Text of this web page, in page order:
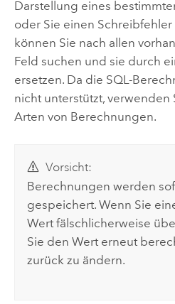
Darstellung eines
oder Sie einen
können Sie nach allen
Feld suchen und sie durch
ersetzen. Da die SQL-
nicht unterstützt, verwenden
Arten von Berechnungen.
Vorsicht:
Berechnungen werden
gespeichert. Wenn Sie
Wert fälschlicherweise
Sie den Wert erneut
zurück zu ändern.